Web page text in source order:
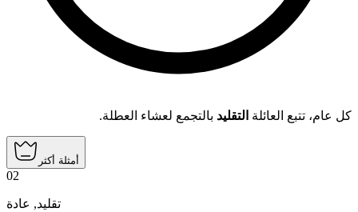
كل عام، تتبع العائلة التقليد بالتجمع لعشاء العطلة.
أمثلة أكثر
02
تقليد, عادة